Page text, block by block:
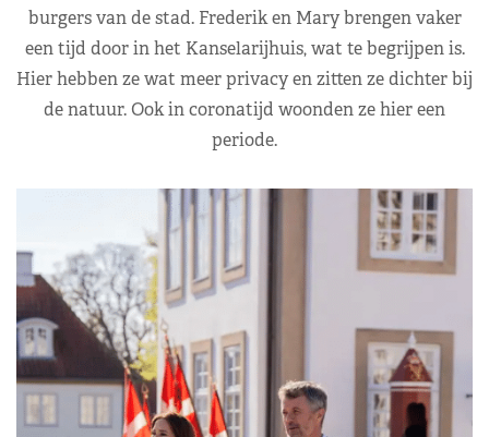
burgers van de stad. Frederik en Mary brengen vaker
een tijd door in het Kanselarijhuis, wat te begrijpen is.
Hier hebben ze wat meer privacy en zitten ze dichter bij
de natuur. Ook in coronatijd woonden ze hier een
periode.